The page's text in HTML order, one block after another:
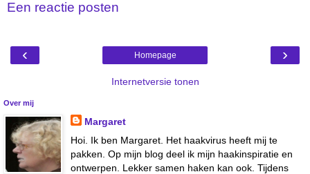
Een reactie posten
‹ ›
Homepage
Internetversie tonen
Over mij
Margaret
Hoi. Ik ben Margaret. Het haakvirus heeft mij te
pakken. Op mijn blog deel ik mijn haakinspiratie en
ontwerpen. Lekker samen haken kan ook. Tijdens